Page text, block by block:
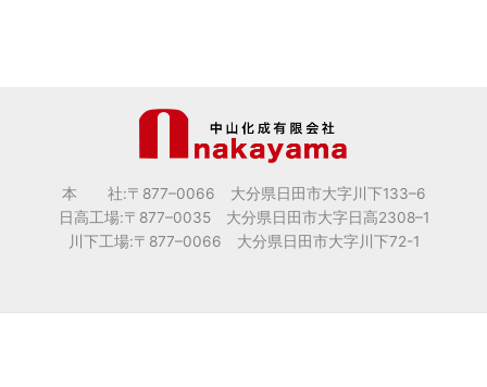
本 社:〒877–0066 大分県日田市大字川下133–6
日高工場:〒877–0035 大分県日田市大字日高2308–1
川下工場:〒877–0066 大分県日田市大字川下72-1